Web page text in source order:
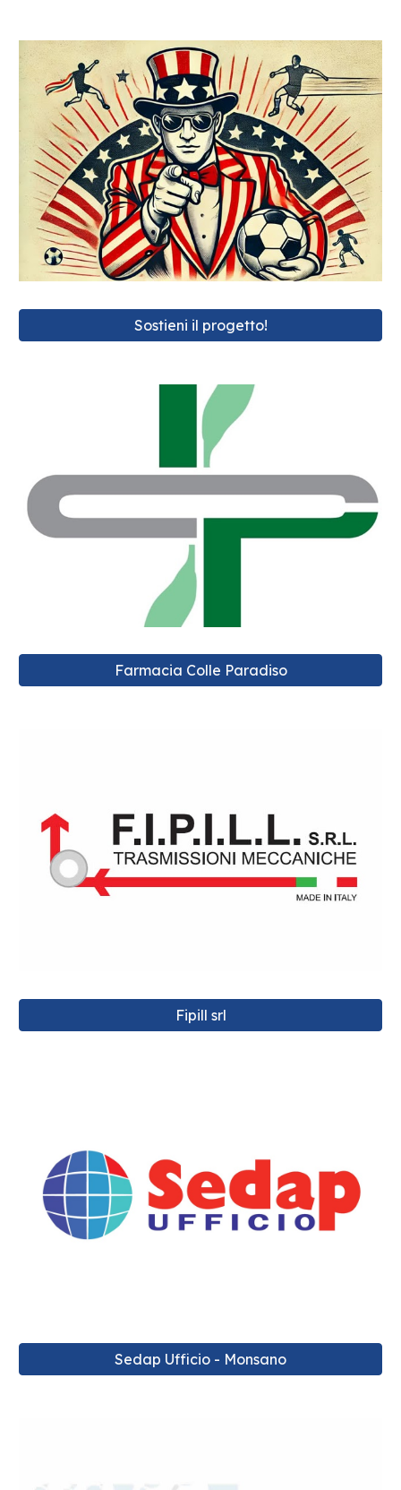
Sostieni il progetto!
Farmacia Colle Paradiso
Fipill srl
Sedap Ufficio - Monsano